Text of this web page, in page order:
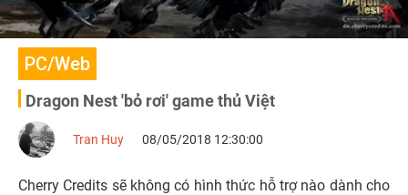
PC/Web
Dragon Nest 'bỏ rơi' game thủ Việt
Tran Huy 08/05/2018 12:30:00
Cherry Credits sẽ không có hình thức hỗ trợ nào dành cho